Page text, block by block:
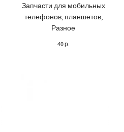
Запчасти для мобильных
телефонов, планшетов,
Разное
40р.